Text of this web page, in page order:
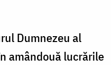
Dumnezeu al
amândouă lucrările